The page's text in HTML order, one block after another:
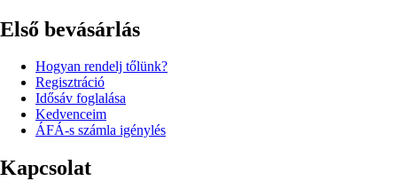
Első bevásárlás
Hogyan rendelj tőlünk?
Regisztráció
Idősáv foglalása
Kedvenceim
ÁFÁ-s számla igénylés
Kapcsolat